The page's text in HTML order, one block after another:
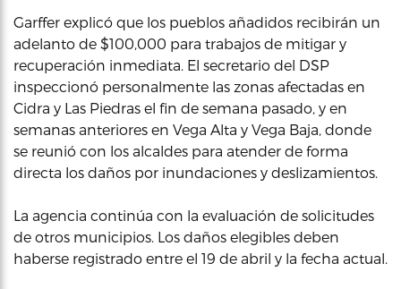
Garffer explicó que los pueblos añadidos recibirán un
adelanto de $100,000 para trabajos de mitigar y
recuperación inmediata. El secretario del DSP
inspeccionó personalmente las zonas afectadas en
Cidra y Las Piedras el fin de semana pasado, y en
semanas anteriores en Vega Alta y Vega Baja, donde
se reunió con los alcaldes para atender de forma
directa los daños por inundaciones y deslizamientos.
La agencia continúa con la evaluación de solicitudes
de otros municipios. Los daños elegibles deben
haberse registrado entre el 19 de abril y la fecha actual.